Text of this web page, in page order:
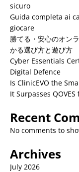
sicuro
Guida completa ai
giocare
勝てる・安心のオン
かる選び方と遊び方
Cyber Essentials
Digital Defence
Is ClinicEVO the
It Surpasses
Recent
No comments to
Archives
July 2026